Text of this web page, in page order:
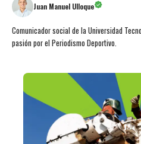
Juan Manuel Ulloque
Comunicador social de la Universidad
pasión por el Periodismo Deportivo.